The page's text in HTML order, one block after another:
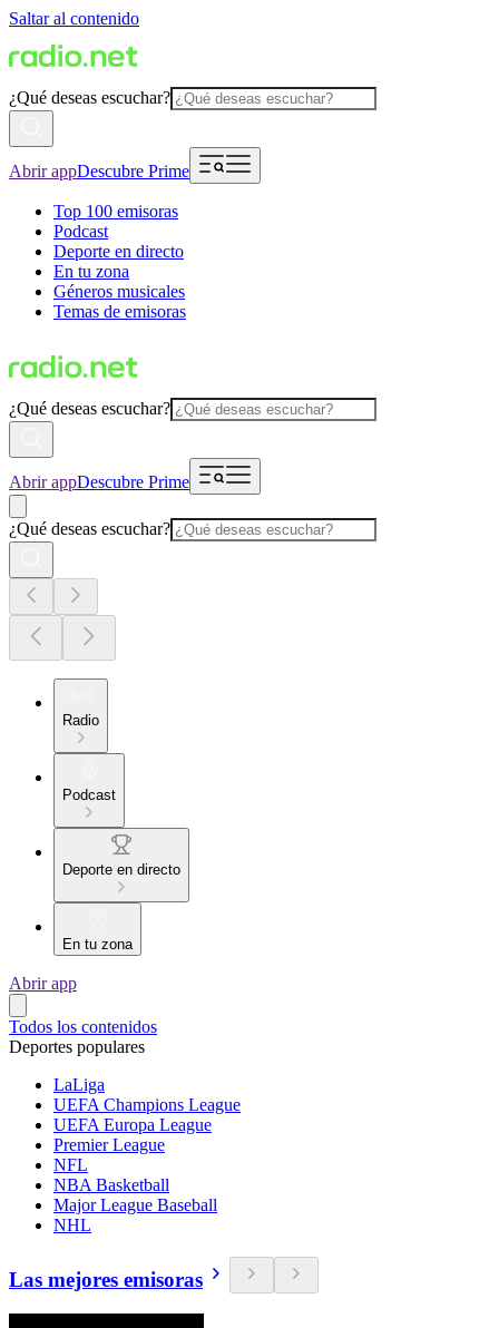
Saltar al contenido
¿Qué deseas escuchar?
Abrir appDescubre Prime
Top 100 emisoras
Podcast
Deporte en directo
En tu zona
Géneros musicales
Temas de emisoras
¿Qué deseas escuchar?
Abrir appDescubre Prime
¿Qué deseas escuchar?
Radio
Podcast
Deporte en directo
En tu zona
Abrir app
Todos los contenidos
Deportes populares
LaLiga
UEFA Champions League
UEFA Europa League
Premier League
NFL
NBA Basketball
Major League Baseball
NHL
Las mejores emisoras